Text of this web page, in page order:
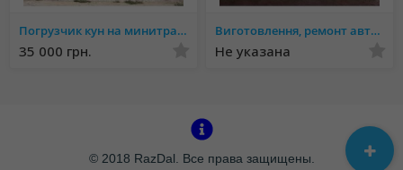
Погрузчик кун на минитрактор.
35 000 грн.
Виготовлення, ремонт автоцистерн, молоковозів, водовозів, рибовозів, ассинізаторних автоцистерн
Не указана
© 2018 RazDal. Все права защищены.